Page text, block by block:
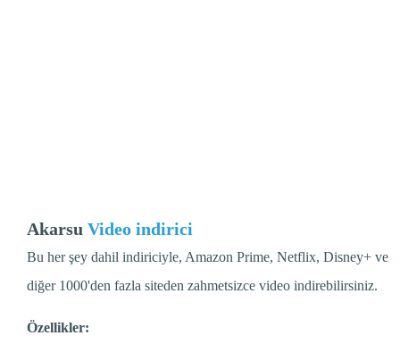
Akarsu Video indirici
Bu her şey dahil indiriciyle, Amazon Prime, Netflix, Disney+ ve
diğer 1000'den fazla siteden zahmetsizce video indirebilirsiniz.
Özellikler: